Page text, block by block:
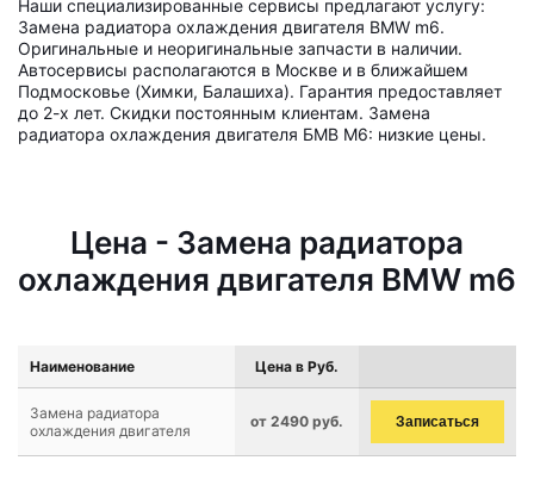
Наши специализированные сервисы предлагают услугу:
Замена радиатора охлаждения двигателя BMW m6.
Оригинальные и неоригинальные запчасти в наличии.
Автосервисы располагаются в Москве и в ближайшем
Подмосковье (Химки, Балашиха). Гарантия предоставляет
до 2-х лет. Скидки постоянным клиентам. Замена
радиатора охлаждения двигателя БМВ М6: низкие цены.
Цена - Замена радиатора
охлаждения двигателя BMW m6
Наименование Цена в Руб.
Замена радиатора
охлаждения двигателя
от 2490 руб. Записаться